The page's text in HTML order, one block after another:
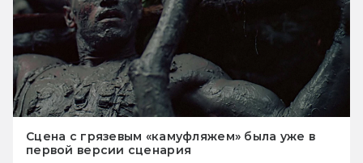
Сцена с грязевым «камуфляжем» была уже в
первой версии сценария